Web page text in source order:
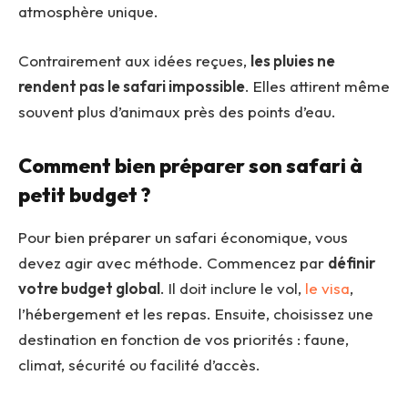
atmosphère unique.
Contrairement aux idées reçues, les pluies ne
rendent pas le safari impossible. Elles attirent même
souvent plus d’animaux près des points d’eau.
Comment bien préparer son safari à
petit budget ?
Pour bien préparer un safari économique, vous
devez agir avec méthode. Commencez par définir
votre budget global. Il doit inclure le vol, le visa,
l’hébergement et les repas. Ensuite, choisissez une
destination en fonction de vos priorités : faune,
climat, sécurité ou facilité d’accès.